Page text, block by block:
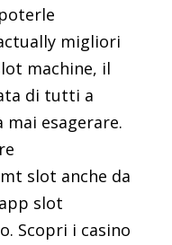
migliori
machine, il
di tutti a
esagerare.
slot anche da
slot
Scopri i casino